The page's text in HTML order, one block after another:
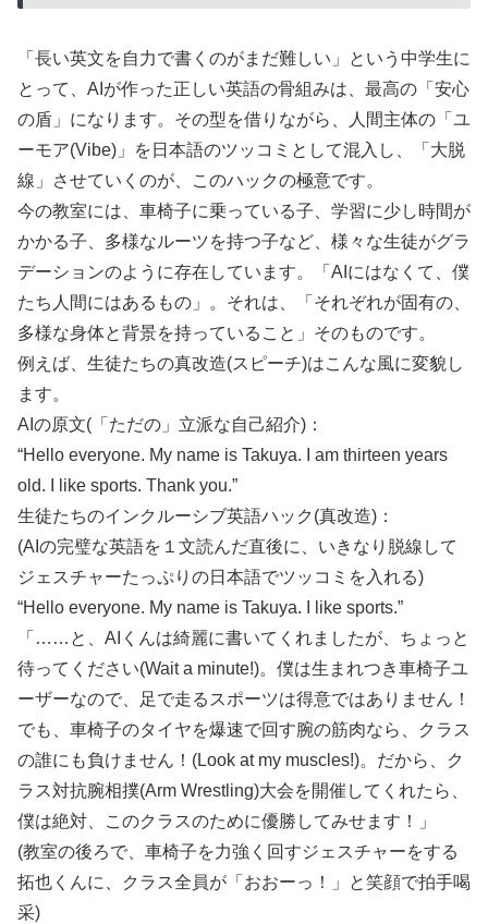
「長い英文を自力で書くのがまだ難しい」という中学生に
とって、AIが作った正しい英語の骨組みは、最高の「安心
の盾」になります。その型を借りながら、人間主体の「ユ
ーモア(Vibe)」を日本語のツッコミとして混入し、「大脱
線」させていくのが、このハックの極意です。
今の教室には、車椅子に乗っている子、学習に少し時間が
かかる子、多様なルーツを持つ子など、様々な生徒がグラ
デーションのように存在しています。「AIにはなくて、僕
たち人間にはあるもの」。それは、「それぞれが固有の、
多様な身体と背景を持っていること」そのものです。
例えば、生徒たちの真改造(スピーチ)はこんな風に変貌し
ます。
AIの原文(「ただの」立派な自己紹介)：
“Hello everyone. My name is Takuya. I am thirteen years
old. I like sports. Thank you.”
生徒たちのインクルーシブ英語ハック(真改造)：
(AIの完璧な英語を１文読んだ直後に、いきなり脱線して
ジェスチャーたっぷりの日本語でツッコミを入れる)
“Hello everyone. My name is Takuya. I like sports.”
「……と、AIくんは綺麗に書いてくれましたが、ちょっと
待ってください(Wait a minute!)。僕は生まれつき車椅子ユ
ーザーなので、足で走るスポーツは得意ではありません！
でも、車椅子のタイヤを爆速で回す腕の筋肉なら、クラス
の誰にも負けません！(Look at my muscles!)。だから、ク
ラス対抗腕相撲(Arm Wrestling)大会を開催してくれたら、
僕は絶対、このクラスのために優勝してみせます！」
(教室の後ろで、車椅子を力強く回すジェスチャーをする
拓也くんに、クラス全員が「おおーっ！」と笑顔で拍手喝
采)